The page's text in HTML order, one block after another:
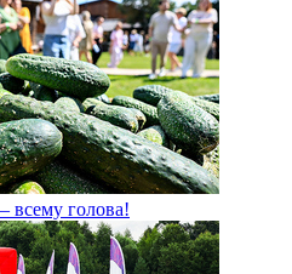
всему голова!